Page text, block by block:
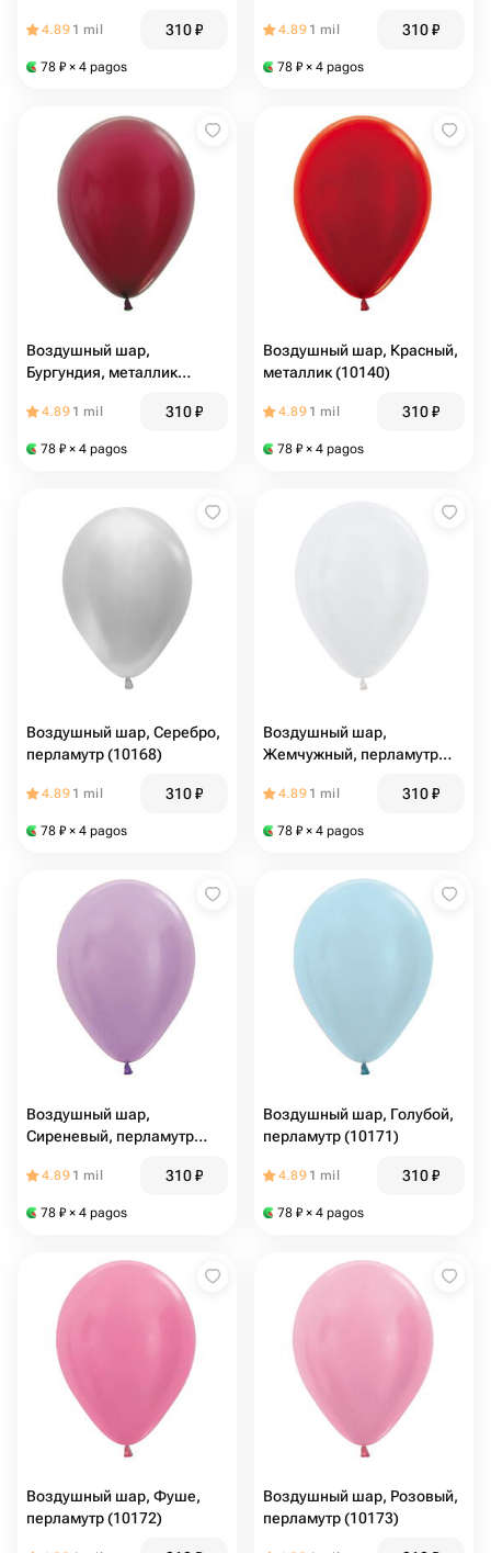
4.89 1 mil 310₽
78 ₽ × 4 pagos
4.89 1 mil 310₽
78 ₽ × 4 pagos
Воздушный шар,
Бургундия, металлик
4.89 1 mil 310₽
78 ₽ × 4 pagos
Воздушный шар, Красный,
металлик (10140)
4.89 1 mil 310₽
78 ₽ × 4 pagos
Воздушный шар, Серебро,
перламутр (10168)
4.89 1 mil 310₽
78 ₽ × 4 pagos
Воздушный шар,
Жемчужный, перламутр
4.89 1 mil 310₽
78 ₽ × 4 pagos
Воздушный шар,
Сиреневый, перламутр
4.89 1 mil 310₽
78 ₽ × 4 pagos
Воздушный шар, Голубой,
перламутр (10171)
4.89 1 mil 310₽
78 ₽ × 4 pagos
Воздушный шар, Фуше,
перламутр (10172)
Воздушный шар, Розовый,
перламутр (10173)